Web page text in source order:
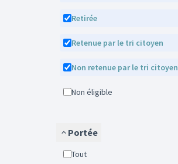
Retirée
Retenue par le tri citoyen
Non retenue par le tri citoyen
Non éligible
Portée
Tout